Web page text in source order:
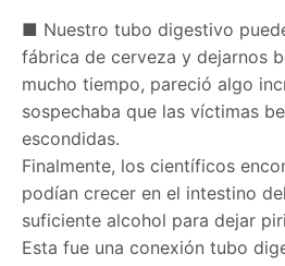
■ Nuestro tubo digestivo
fábrica de cerveza y dejarnos
mucho tiempo, pareció algo
sospechaba que las víctimas
escondidas.
Finalmente, los científicos
podían crecer en el intestino
suficiente alcohol para dejar
Esta fue una conexión tubo